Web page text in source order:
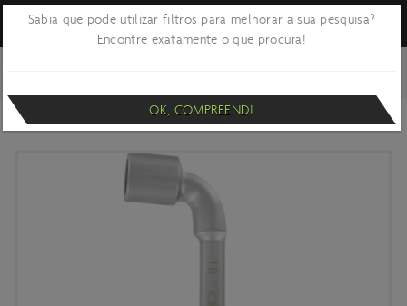
CHAVE DE TUBOS VAR EM L 18MM
Sabia que pode utilizar filtros para melhorar a sua pesquisa?
Encontre exatamente o que procura!
OK, COMPREENDI